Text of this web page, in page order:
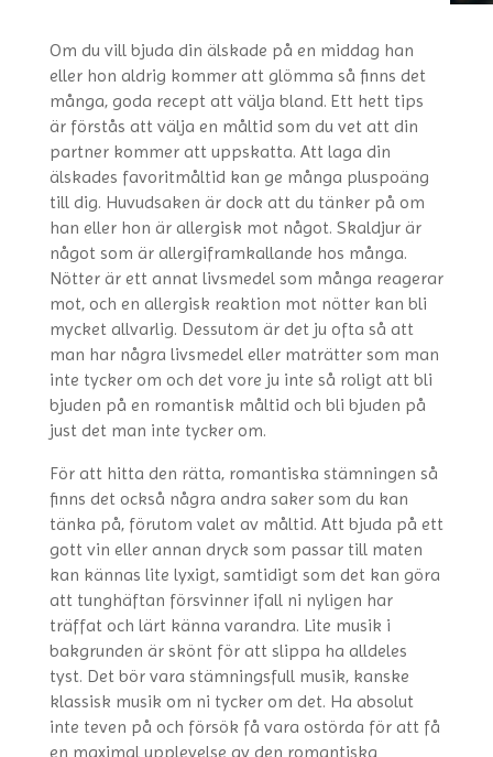
Om du vill bjuda din älskade på en middag han
eller hon aldrig kommer att glömma så finns det
många, goda recept att välja bland. Ett hett tips
är förstås att välja en måltid som du vet att din
partner kommer att uppskatta. Att laga din
älskades favoritmåltid kan ge många pluspoäng
till dig. Huvudsaken är dock att du tänker på om
han eller hon är allergisk mot något. Skaldjur är
något som är allergiframkallande hos många.
Nötter är ett annat livsmedel som många reagerar
mot, och en allergisk reaktion mot nötter kan bli
mycket allvarlig. Dessutom är det ju ofta så att
man har några livsmedel eller maträtter som man
inte tycker om och det vore ju inte så roligt att bli
bjuden på en romantisk måltid och bli bjuden på
just det man inte tycker om.
För att hitta den rätta, romantiska stämningen så
finns det också några andra saker som du kan
tänka på, förutom valet av måltid. Att bjuda på ett
gott vin eller annan dryck som passar till maten
kan kännas lite lyxigt, samtidigt som det kan göra
att tunghäftan försvinner ifall ni nyligen har
träffat och lärt känna varandra. Lite musik i
bakgrunden är skönt för att slippa ha alldeles
tyst. Det bör vara stämningsfull musik, kanske
klassisk musik om ni tycker om det. Ha absolut
inte teven på och försök få vara ostörda för att få
en maximal upplevelse av den romantiska